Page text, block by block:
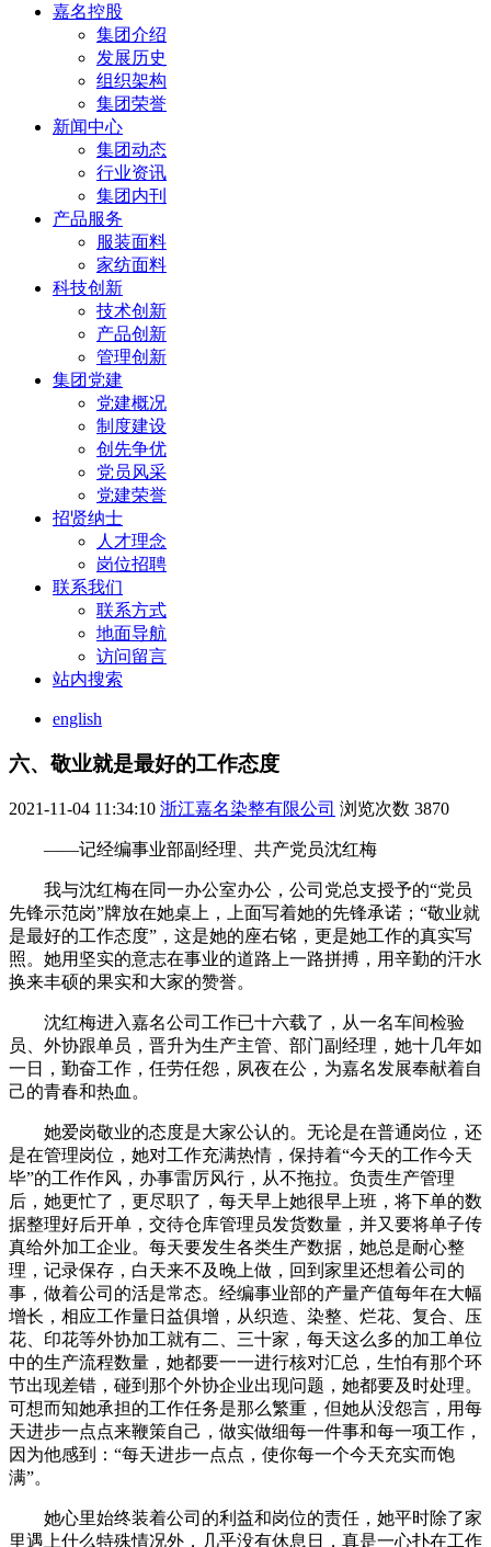
嘉名控股
集团介绍
发展历史
组织架构
集团荣誉
新闻中心
集团动态
行业资讯
集团内刊
产品服务
服装面料
家纺面料
科技创新
技术创新
产品创新
管理创新
集团党建
党建概况
制度建设
创先争优
党员风采
党建荣誉
招贤纳士
人才理念
岗位招聘
联系我们
联系方式
地面导航
访问留言
站内搜索
english
六、敬业就是最好的工作态度
2021-11-04 11:34:10 浙江嘉名染整有限公司 浏览次数 3870
——记经编事业部副经理、共产党员沈红梅
我与沈红梅在同一办公室办公，公司党总支授予的“党员
先锋示范岗”牌放在她桌上，上面写着她的先锋承诺；“敬业就
是最好的工作态度”，这是她的座右铭，更是她工作的真实写
照。她用坚实的意志在事业的道路上一路拼搏，用辛勤的汗水
换来丰硕的果实和大家的赞誉。
沈红梅进入嘉名公司工作已十六载了，从一名车间检验
员、外协跟单员，晋升为生产主管、部门副经理，她十几年如
一日，勤奋工作，任劳任怨，夙夜在公，为嘉名发展奉献着自
己的青春和热血。
她爱岗敬业的态度是大家公认的。无论是在普通岗位，还
是在管理岗位，她对工作充满热情，保持着“今天的工作今天
毕”的工作作风，办事雷厉风行，从不拖拉。负责生产管理
后，她更忙了，更尽职了，每天早上她很早上班，将下单的数
据整理好后开单，交待仓库管理员发货数量，并又要将单子传
真给外加工企业。每天要发生各类生产数据，她总是耐心整
理，记录保存，白天来不及晚上做，回到家里还想着公司的
事，做着公司的活是常态。经编事业部的产量产值每年在大幅
增长，相应工作量日益俱增，从织造、染整、烂花、复合、压
花、印花等外协加工就有二、三十家，每天这么多的加工单位
中的生产流程数量，她都要一一进行核对汇总，生怕有那个环
节出现差错，碰到那个外协企业出现问题，她都要及时处理。
可想而知她承担的工作任务是那么繁重，但她从没怨言，用每
天进步一点点来鞭策自己，做实做细每一件事和每一项工作，
因为他感到：“每天进步一点点，使你每一个今天充实而饱
满”。
她心里始终装着公司的利益和岗位的责任，她平时除了家
里遇上什么特殊情况外，几乎没有休息日，真是一心扑在工作